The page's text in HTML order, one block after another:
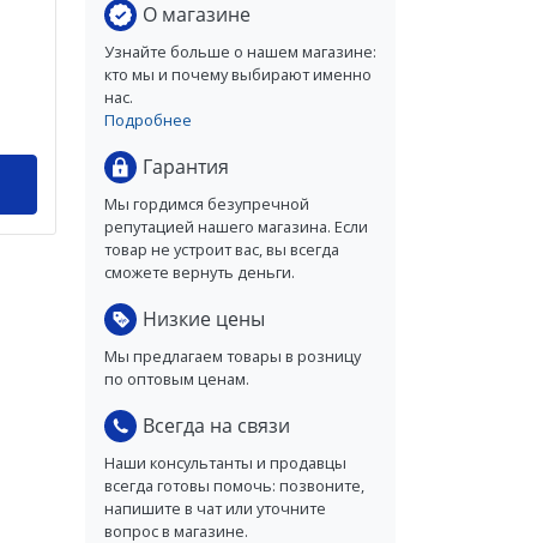
О магазине
Узнайте больше о нашем магазине:
кто мы и почему выбирают именно
нас.
Подробнее
Гарантия
Мы гордимся безупречной
репутацией нашего магазина. Если
товар не устроит вас, вы всегда
сможете вернуть деньги.
Низкие цены
Мы предлагаем товары в розницу
по оптовым ценам.
Всегда на связи
Наши консультанты и продавцы
всегда готовы помочь: позвоните,
напишите в чат или уточните
вопрос в магазине.